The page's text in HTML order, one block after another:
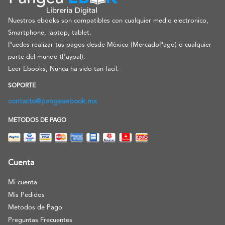
Nuestros ebooks son compatibles con cualquier medio electronico,
Smartphone, laptop, tablet.
Puedes realizar tus pagos desde México (MercadoPago) o cualquier
parte del mundo (Paypal).
Leer Ebooks, Nunca ha sido tan facil.
SOPORTE
contacto@pangeaebook.mx
METODOS DE PAGO
Cuenta
Mi cuenta
Mis Pedidos
Metodos de Pago
Preguntas Frecuentes